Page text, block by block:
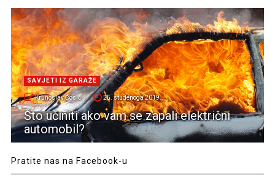
SAVJETI IZ GARAŽE
Krunoslav Ćosić 25. studenoga 2019.
Što učiniti ako vam se zapali električni
automobil?
Pratite nas na Facebook-u